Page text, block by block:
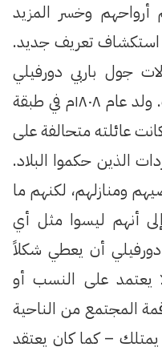
أرواحهم وخسر المزيد
استكشاف تعريف جديد.
جول باربي دورفيلي
شخصية محورية في ذلك. ولد عام ١٨٠٨م في طبقة
عائلته متحالفة على
الذين حكموا البلاد.
ومنازلهم، لكنهم ما
إلى أنهم ليسوا مثل أي
أن يعطي شكلاً
يعتمد على النسب أو
المجتمع من الناحية
يمتلك – كما كان يعتقد